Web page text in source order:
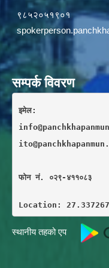
९८५२०५१९०१
सम्पर्क विवरण
इमेल:
फाेन नं. ०२९-४११०८३
Location:
स्थानीय तहको एप